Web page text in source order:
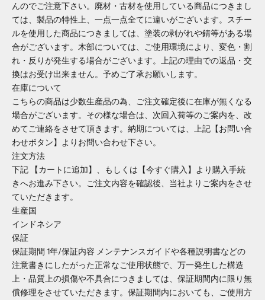
んのでご注意下さい。廃材・古材を使用している商品につきまし
ては、製品の特性上、一点一点全てに違いがございます。スチー
ルを使用した商品につきましては、塗装の剥がれや錆等がある場
合がございます。木部については、ご使用環境により、変色・割
れ・反りが発生する場合がございます。上記の理由での返品・交
換はお受け出来ません。予めご了承お願いします。
在庫について
こちらの商品は少数生産品の為、ご注文確定後に在庫が無くなる
場合がございます。その様な場合は、次回入荷等のご案内を、改
めてご連絡をさせて頂きます。納期については、上記【お問い合
わせボタン】よりお問い合わせ下さい。
注文方法
下記 【カートに追加】、もしくは【今すぐ購入】より購入手続
きへお進み下さい。ご注文内容を確認後、当社よりご案内をさせ
ていただきます。
生産国
インドネシア
保証
保証期間 1年/保証内容 メンテナンスガイドや各種説明書などの
注意書きにしたがった正常なご使用状態で、万一発生した構造
上・品質上の損傷や不具合につきましては、保証期間内に限り無
償修理をさせていただきます。保証期間内においても、ご使用方